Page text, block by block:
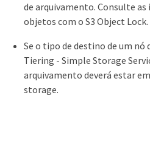
de arquivamento. Consulte
objetos com o S3 Object Lock.
Se o tipo de destino de um
Tiering - Simple Storage
arquivamento deverá estar
storage.